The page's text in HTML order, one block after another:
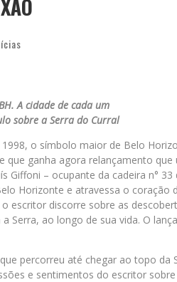
A cidade de cada um
sobre a Serra do Curral
o símbolo maior de Belo
que ganha agora relançamento
Giffoni – ocupante da cadeira n°
Horizonte e atravessa o coração
escritor discorre sobre as
Serra, ao longo de sua vida. O
percorreu até chegar ao topo da
e sentimentos do escritor